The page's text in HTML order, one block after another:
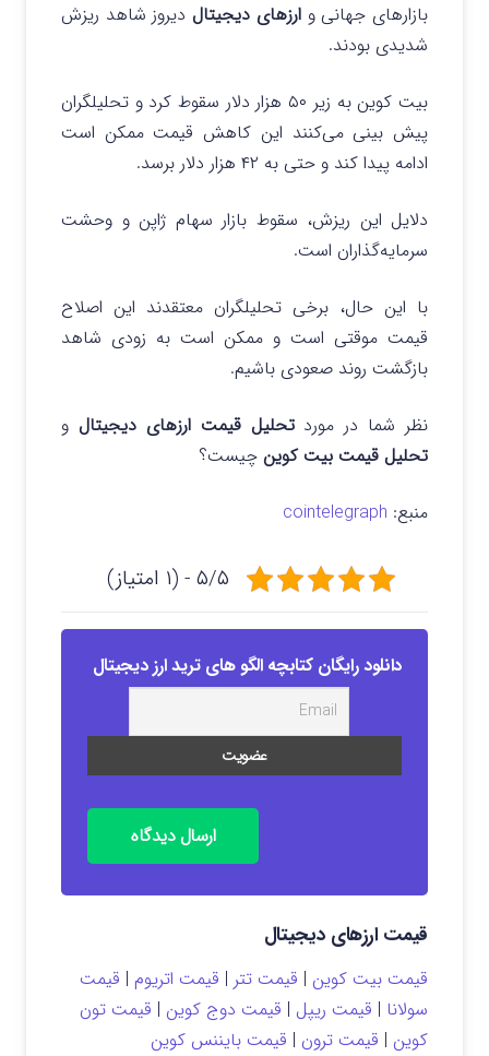
بازارهای جهانی و ارزهای دیجیتالدیروز شاهد ریزش
شدیدی بودند.
بیت کوین به زیر ۵۰ هزار دلار سقوط کرد و تحلیلگران
پیش‌ بینی می‌کنند این کاهش قیمت ممکن است
ادامه پیدا کند و حتی به ۴۲ هزار دلار برسد.
دلایل این ریزش، سقوط بازار سهام ژاپن و وحشت
سرمایه‌گذاران است.
با این حال، برخی تحلیلگران معتقدند این اصلاح
قیمت موقتی است و ممکن است به زودی شاهد
بازگشت روند صعودی باشیم.
نظر شما در موردتحلیل قیمت ارزهای دیجیتال و
تحلیل قیمت بیت کوین چیست؟
منبع: cointelegraph
۵/۵ - (۱ امتیاز)
دانلود رایگان کتابچه الگو های ترید ارز دیجیتال
ارسال دیدگاه
قیمت ارزهای دیجیتال
قیمت بیت کوین | قیمت تتر | قیمت اتریوم | قیمت
سولانا | قیمت ریپل | قیمت دوج کوین | قیمت تون
کوین | قیمت ترون | قیمت بایننس کوین